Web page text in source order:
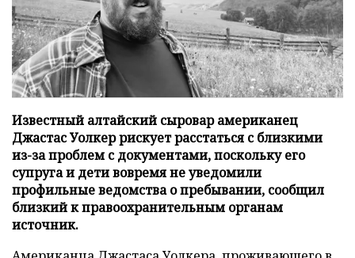
Известный алтайский сыровар американец
Джастас Уолкер рискует расстаться с близкими
из-за проблем с документами, поскольку его
супруга и дети вовремя не уведомили
профильные ведомства о пребывании, сообщил
близкий к правоохранительным органам
источник.